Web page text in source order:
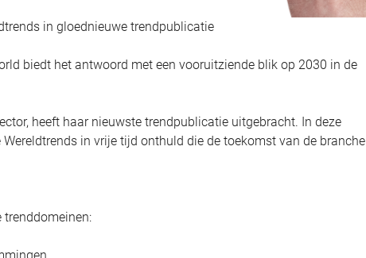
in gloednieuwe trendpublicatie
biedt het antwoord met een vooruitziende blik op 2030 in de
heeft haar nieuwste trendpublicatie uitgebracht. In deze
in vrije tijd onthuld die de toekomst van de branche
trenddomeinen: